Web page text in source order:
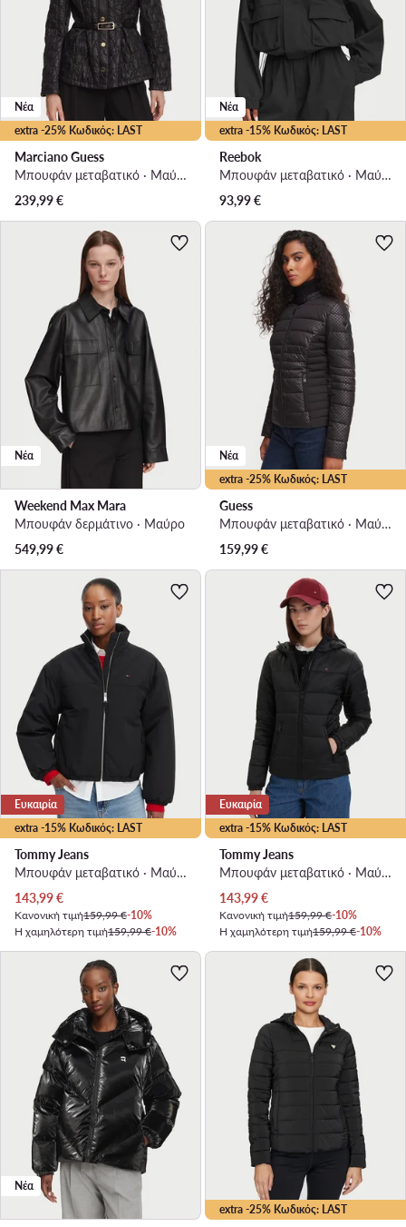
extra -25% Κωδικός: LAST
Νέα
Marciano Guess
Μπουφάν μεταβατικό · Μαύρο
239,99€
extra -15% Κωδικός: LAST
Νέα
Reebok
Μπουφάν μεταβατικό · Μαύρο
93,99€
Νέα
Weekend Max Mara
Μπουφάν δερμάτινο · Μαύρο
549,99€
extra -25% Κωδικός: LAST
Νέα
Guess
Μπουφάν μεταβατικό · Μαύρο
159,99€
extra -15% Κωδικός: LAST
Ευκαιρία
Tommy Jeans
Μπουφάν μεταβατικό · Μαύρο
Τρέχουσα τιμή
143,99€
Κανονική τιμή159,99 €-10%
Η χαμηλότερη τιμή159,99 €-10%
extra -15% Κωδικός: LAST
Ευκαιρία
Tommy Jeans
Μπουφάν μεταβατικό · Μαύρο
Τρέχουσα τιμή
143,99€
Κανονική τιμή159,99 €-10%
Η χαμηλότερη τιμή159,99 €-10%
Νέα
extra -25% Κωδικός: LAST